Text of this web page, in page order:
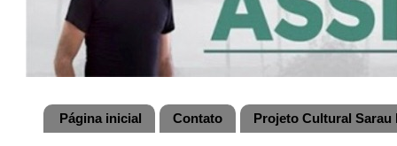
Página inicial Contato Projeto Cultural